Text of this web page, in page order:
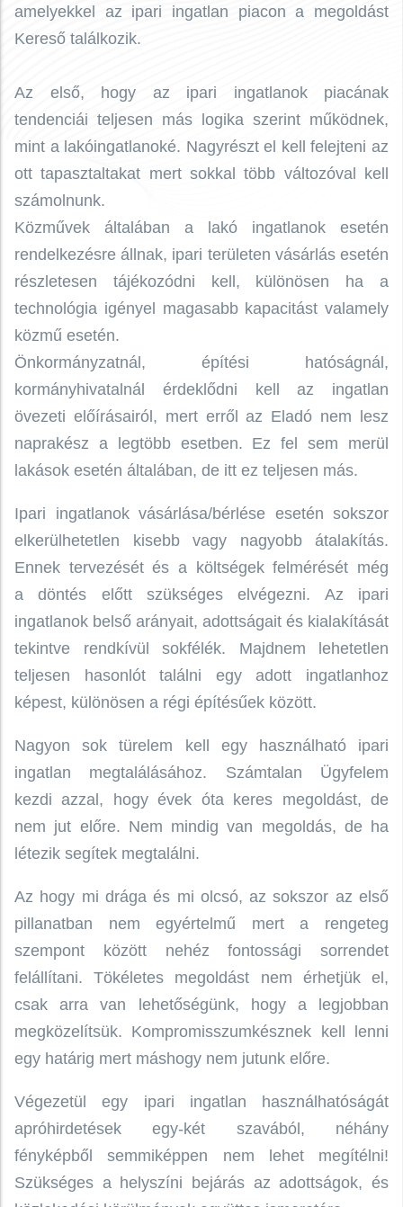
amelyekkel az ipari ingatlan piacon a megoldást
Kereső találkozik.
Az első, hogy az ipari ingatlanok piacának
tendenciái teljesen más logika szerint működnek,
mint a lakóingatlanoké. Nagyrészt el kell felejteni az
ott tapasztaltakat mert sokkal több változóval kell
számolnunk.
Közművek általában a lakó ingatlanok esetén
rendelkezésre állnak, ipari területen vásárlás esetén
részletesen tájékozódni kell, különösen ha a
technológia igényel magasabb kapacitást valamely
közmű esetén.
Önkormányzatnál, építési hatóságnál,
kormányhivatalnál érdeklődni kell az ingatlan
övezeti előírásairól, mert erről az Eladó nem lesz
naprakész a legtöbb esetben. Ez fel sem merül
lakások esetén általában, de itt ez teljesen más.
Ipari ingatlanok vásárlása/bérlése esetén sokszor
elkerülhetetlen kisebb vagy nagyobb átalakítás.
Ennek tervezését és a költségek felmérését még
a döntés előtt szükséges elvégezni. Az ipari
ingatlanok belső arányait, adottságait és kialakítását
tekintve rendkívül sokfélék. Majdnem lehetetlen
teljesen hasonlót találni egy adott ingatlanhoz
képest, különösen a régi építésűek között.
Nagyon sok türelem kell egy használható ipari
ingatlan megtalálásához. Számtalan Ügyfelem
kezdi azzal, hogy évek óta keres megoldást, de
nem jut előre. Nem mindig van megoldás, de ha
létezik segítek megtalálni.
Az hogy mi drága és mi olcsó, az sokszor az első
pillanatban nem egyértelmű mert a rengeteg
szempont között nehéz fontossági sorrendet
felállítani. Tökéletes megoldást nem érhetjük el,
csak arra van lehetőségünk, hogy a legjobban
megközelítsük. Kompromisszumkésznek kell lenni
egy határig mert máshogy nem jutunk előre.
Végezetül egy ipari ingatlan használhatóságát
apróhirdetések egy-két szavából, néhány
fényképből semmiképpen nem lehet megítélni!
Szükséges a helyszíni bejárás az adottságok, és